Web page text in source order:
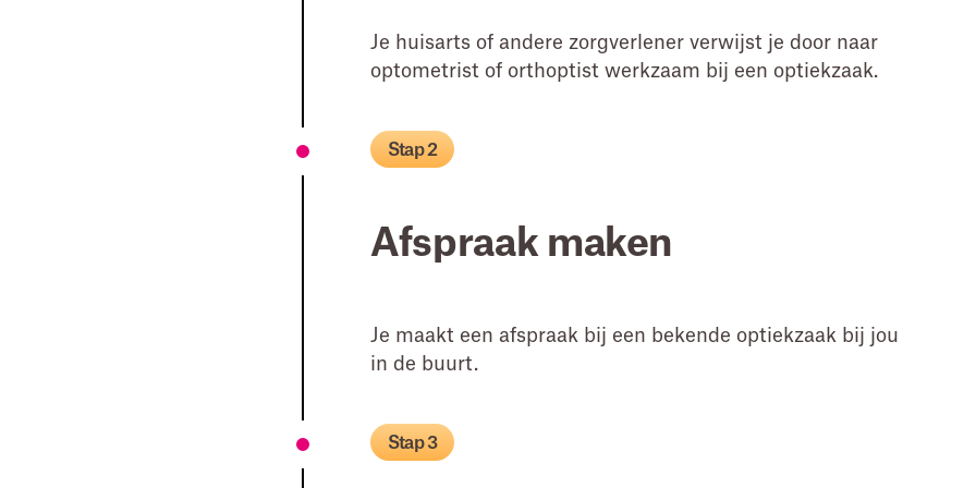
Je huisarts of andere zorgverlener verwijst je door naar
optometrist of orthoptist werkzaam bij een optiekzaak.
Stap 2
Afspraak maken
Je maakt een afspraak bij een bekende optiekzaak bij jou
in de buurt.
Stap 3